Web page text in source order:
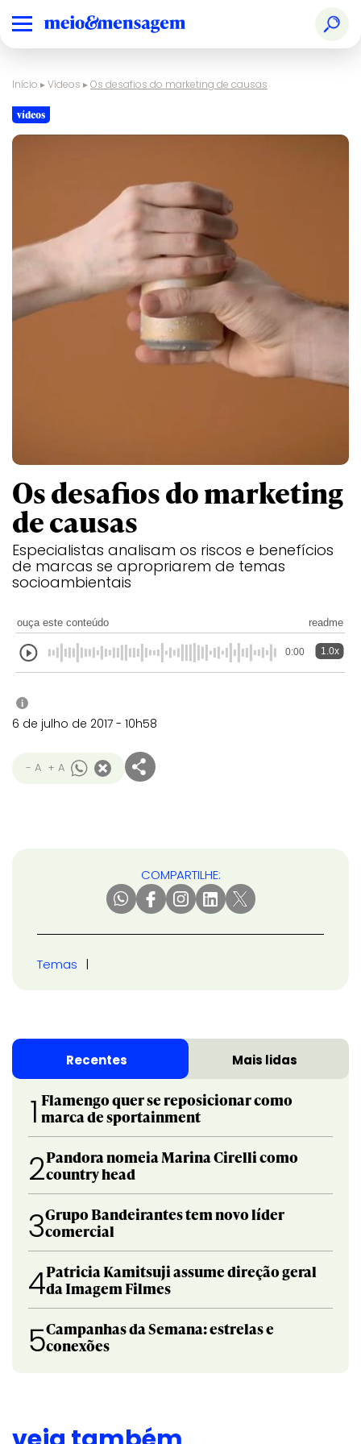
Início ▸Vídeos ▸Os desafios do marketing de causas
vídeos
Os desafios do marketing
de causas
Especialistas analisam os riscos e benefícios
de marcas se apropriarem de temas
socioambientais
ouça este conteúdo readme
0:00 1.0x
i
6 de julho de 2017 - 10h58
- A + A
COMPARTILHE:
Temas
Recentes Mais lidas
1 Flamengo quer se reposicionar como
marca de sportainment
2Pandora nomeia Marina Cirelli como
country head
3Grupo Bandeirantes tem novo líder
comercial
4Patricia Kamitsuji assume direção geral
da Imagem Filmes
5Campanhas da Semana: estrelas e
conexões